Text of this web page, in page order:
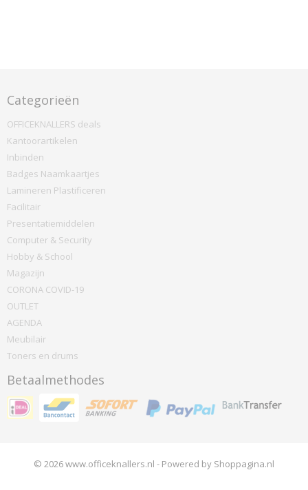
Categorieën
OFFICEKNALLERS deals
Kantoorartikelen
Inbinden
Badges Naamkaartjes
Lamineren Plastificeren
Facilitair
Presentatiemiddelen
Computer & Security
Hobby & School
Magazijn
CORONA COVID-19
OUTLET
AGENDA
Meubilair
Toners en drums
Betaalmethodes
© 2026 www.officeknallers.nl - Powered by Shoppagina.nl